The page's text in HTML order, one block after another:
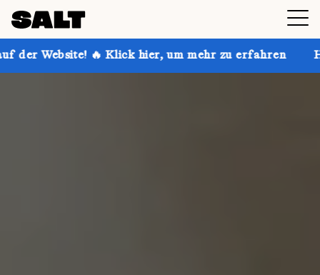
Klick hier, um mehr zu erfahren Hol dir bis zu 30